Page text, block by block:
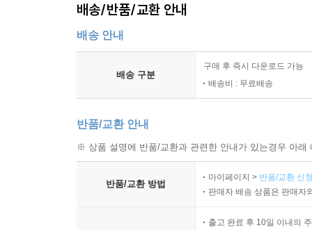
배송/반품/교환 안내
배송 안내
배송 구분
구매 후 즉시 다운로드 가능
배송비 : 무료배송
반품/교환 안내
※ 상품 설명에 반품/교환과 관련한 안내가 있는경우 아
반품/교환 방법
마이페이지 > 반품/교환 신
판매자 배송 상품은 판매자
출고 완료 후 10일 이내의